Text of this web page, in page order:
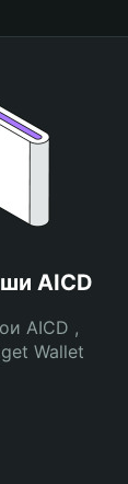
AICD
AICD ,
Wallet